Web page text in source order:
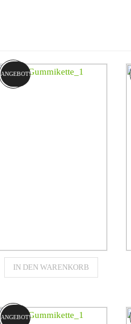
Gummikette
380x102x42
247B
ANGEBOT!
IN DEN WARENKORB
ANGEBOT!